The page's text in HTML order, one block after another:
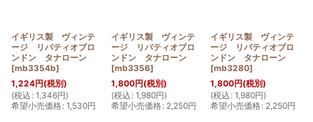
イギリス製 ヴィンテ
ージ リバティオブロ
ンドン タナローン
[mb3354b]
1,224円(税別)
(税込 : 1,346円)
希望小売価格: 1,530円
イギリス製 ヴィンテ
ージ リバティオブロ
ンドン タナローン
[mb3356]
1,800円(税別)
(税込 : 1,980円)
希望小売価格: 2,250円
イギリス製 ヴィンテ
ージ リバティオブロ
ンドン タナローン
[mb3280]
1,800円(税別)
(税込 : 1,980円)
希望小売価格: 2,250円